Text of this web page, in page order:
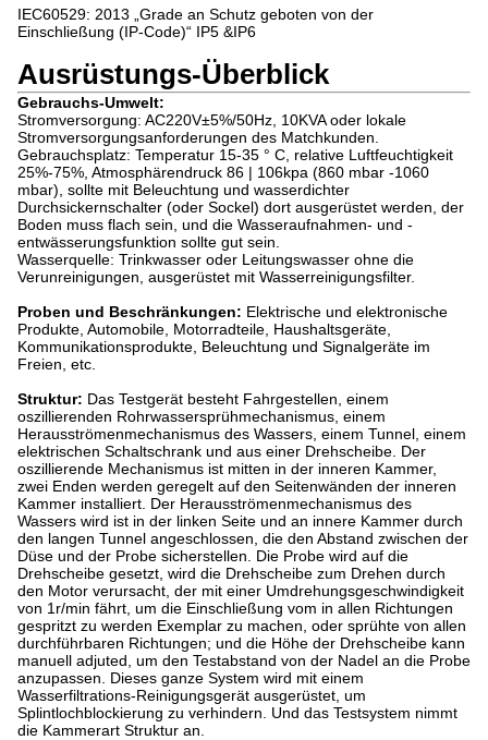
IEC60529: 2013 „Grade an Schutz geboten von der
Einschließung (IP-Code)“ IP5 &IP6
Ausrüstungs-Überblick
Gebrauchs-Umwelt:
Stromversorgung: AC220V±5%/50Hz, 10KVA oder lokale
Stromversorgungsanforderungen des Matchkunden.
Gebrauchsplatz: Temperatur 15-35 ° C, relative Luftfeuchtigkeit
25%-75%, Atmosphärendruck 86 | 106kpa (860 mbar -1060
mbar), sollte mit Beleuchtung und wasserdichter
Durchsickernschalter (oder Sockel) dort ausgerüstet werden, der
Boden muss flach sein, und die Wasseraufnahmen- und -
entwässerungsfunktion sollte gut sein.
Wasserquelle: Trinkwasser oder Leitungswasser ohne die
Verunreinigungen, ausgerüstet mit Wasserreinigungsfilter.
Proben und Beschränkungen: Elektrische und elektronische
Produkte, Automobile, Motorradteile, Haushaltsgeräte,
Kommunikationsprodukte, Beleuchtung und Signalgeräte im
Freien, etc.
Struktur: Das Testgerät besteht Fahrgestellen, einem
oszillierenden Rohrwassersprühmechanismus, einem
Herausströmenmechanismus des Wassers, einem Tunnel, einem
elektrischen Schaltschrank und aus einer Drehscheibe. Der
oszillierende Mechanismus ist mitten in der inneren Kammer,
zwei Enden werden geregelt auf den Seitenwänden der inneren
Kammer installiert. Der Herausströmenmechanismus des
Wassers wird ist in der linken Seite und an innere Kammer durch
den langen Tunnel angeschlossen, die den Abstand zwischen der
Düse und der Probe sicherstellen. Die Probe wird auf die
Drehscheibe gesetzt, wird die Drehscheibe zum Drehen durch
den Motor verursacht, der mit einer Umdrehungsgeschwindigkeit
von 1r/min fährt, um die Einschließung vom in allen Richtungen
gespritzt zu werden Exemplar zu machen, oder sprühte von allen
durchführbaren Richtungen; und die Höhe der Drehscheibe kann
manuell adjuted, um den Testabstand von der Nadel an die Probe
anzupassen. Dieses ganze System wird mit einem
Wasserfiltrations-Reinigungsgerät ausgerüstet, um
Splintlochblockierung zu verhindern. Und das Testsystem nimmt
die Kammerart Struktur an.